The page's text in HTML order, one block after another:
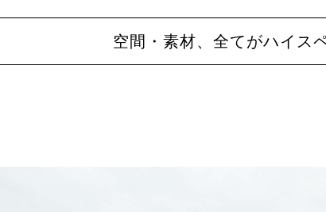
空間・素材、全てがハイス